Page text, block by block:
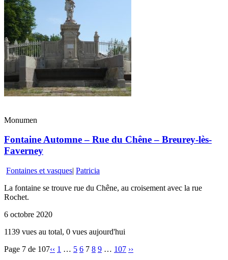
Monumen
Fontaine Automne – Rue du Chêne – Breurey-lès-
Faverney
Fontaines et vasques| Patricia
La fontaine se trouve rue du Chêne, au croisement avec la rue
Rochet.
6 octobre 2020
1139 vues au total, 0 vues aujourd'hui
Page 7 de 107‹‹ 1 … 5 6 7 8 9 … 107 ››